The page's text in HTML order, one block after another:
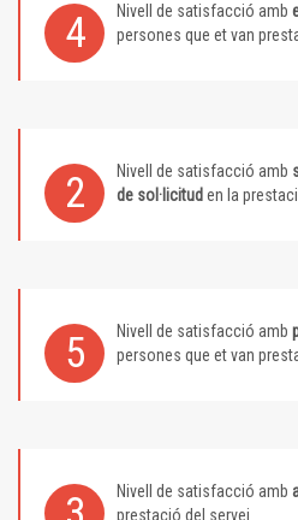
4 Nivell de satisfacció amb
persones que et van
2 Nivell de satisfacció amb
de sol·licitud en la
5 Nivell de satisfacció amb
persones que et van
Nivell de satisfacció amb
prestació del servei